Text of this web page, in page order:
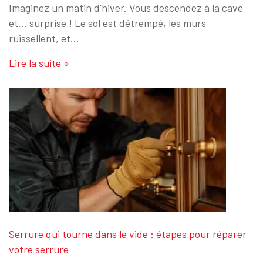
Imaginez un matin d’hiver. Vous descendez à la cave
et… surprise ! Le sol est détrempé, les murs
ruissellent, et…
Lire la suite »
Serrure qui tourne dans le vide : étapes pour réparer
votre serrure